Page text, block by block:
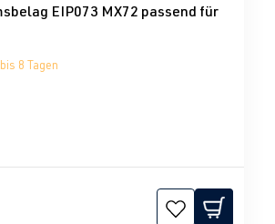
EIP073 MX72 passend für
8 Tagen